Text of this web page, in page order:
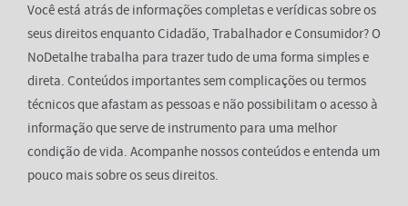
Você está atrás de informações completas e verídicas sobre os
seus direitos enquanto Cidadão, Trabalhador e Consumidor? O
NoDetalhe trabalha para trazer tudo de uma forma simples e
direta. Conteúdos importantes sem complicações ou termos
técnicos que afastam as pessoas e não possibilitam o acesso à
informação que serve de instrumento para uma melhor
condição de vida. Acompanhe nossos conteúdos e entenda um
pouco mais sobre os seus direitos.